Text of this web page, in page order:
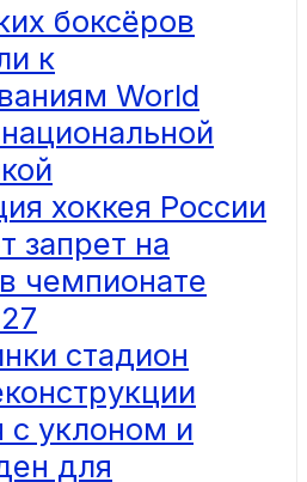
боксёров
к
World
хоккея России
запрет на
чемпионате
стадион
с уклоном и
для